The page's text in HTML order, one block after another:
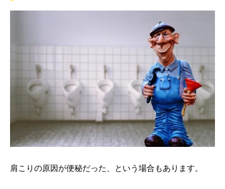
肩こりの原因が便秘だった、という場合もあります。